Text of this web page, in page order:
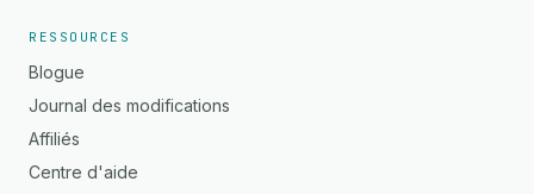
RESSOURCES
Blogue
Journal des modifications
Affiliés
Centre d'aide